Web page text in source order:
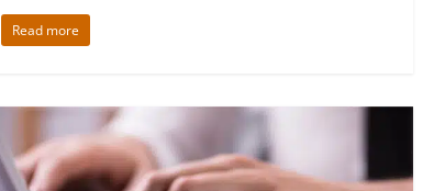
Read more